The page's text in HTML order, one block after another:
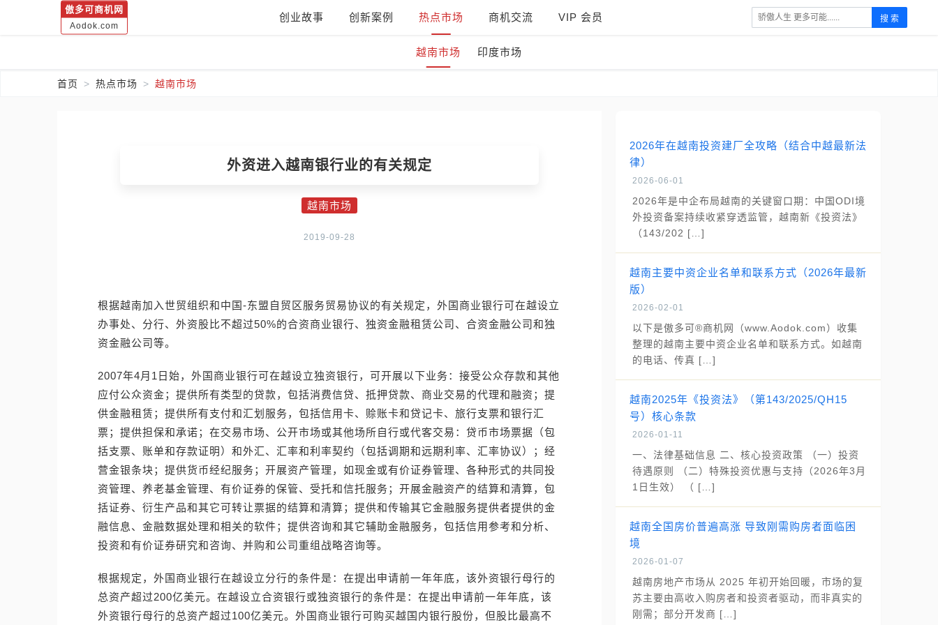
傲多可商机网
Aodok.com
创业故事 创新案例 热点市场 商机交流 VIP 会员 搜 索
越南市场 印度市场
首页 热点市场 越南市场
外资进入越南银行业的有关规定
越南市场
2019-09-28
根据越南加入世贸组织和中国-东盟自贸区服务贸易协议的有关规定，外国商业银行可在越设立
办事处、分行、外资股比不超过50%的合资商业银行、独资金融租赁公司、合资金融公司和独
资金融公司等。
2007年4月1日始，外国商业银行可在越设立独资银行，可开展以下业务：接受公众存款和其他
应付公众资金；提供所有类型的贷款，包括消费信贷、抵押贷款、商业交易的代理和融资；提
供金融租赁；提供所有支付和汇划服务，包括信用卡、赊账卡和贷记卡、旅行支票和银行汇
票；提供担保和承诺；在交易市场、公开市场或其他场所自行或代客交易：贷币市场票据（包
括支票、账单和存款证明）和外汇、汇率和利率契约（包括调期和远期利率、汇率协议）；经
营金银条块；提供货币经纪服务；开展资产管理，如现金或有价证券管理、各种形式的共同投
资管理、养老基金管理、有价证券的保管、受托和信托服务；开展金融资产的结算和清算，包
括证券、衍生产品和其它可转让票据的结算和清算；提供和传输其它金融服务提供者提供的金
融信息、金融数据处理和相关的软件；提供咨询和其它辅助金融服务，包括信用参考和分析、
投资和有价证券研究和咨询、并购和公司重组战略咨询等。
根据规定，外国商业银行在越设立分行的条件是：在提出申请前一年年底，该外资银行母行的
总资产超过200亿美元。在越设立合资银行或独资银行的条件是：在提出申请前一年年底，该
外资银行母行的总资产超过100亿美元。外国商业银行可购买越国内银行股份，但股比最高不
2026年在越南投资建厂全攻略（结合中越最新法
律）
2026-06-01
2026年是中企布局越南的关键窗口期：中国ODI境
外投资备案持续收紧穿透监管，越南新《投资法》
（143/202 […]
越南主要中资企业名单和联系方式（2026年最新
版）
2026-02-01
以下是傲多可®商机网（www.Aodok.com）收集
整理的越南主要中资企业名单和联系方式。如越南
的电话、传真 […]
越南2025年《投资法》（第143/2025/QH15
号）核心条款
2026-01-11
一、法律基础信息 二、核心投资政策 （一）投资
待遇原则 （二）特殊投资优惠与支持（2026年3月
1日生效） （ […]
越南全国房价普遍高涨 导致刚需购房者面临困
境
2026-01-07
越南房地产市场从 2025 年初开始回暖，市场的复
苏主要由高收入购房者和投资者驱动，而非真实的
刚需；部分开发商 […]